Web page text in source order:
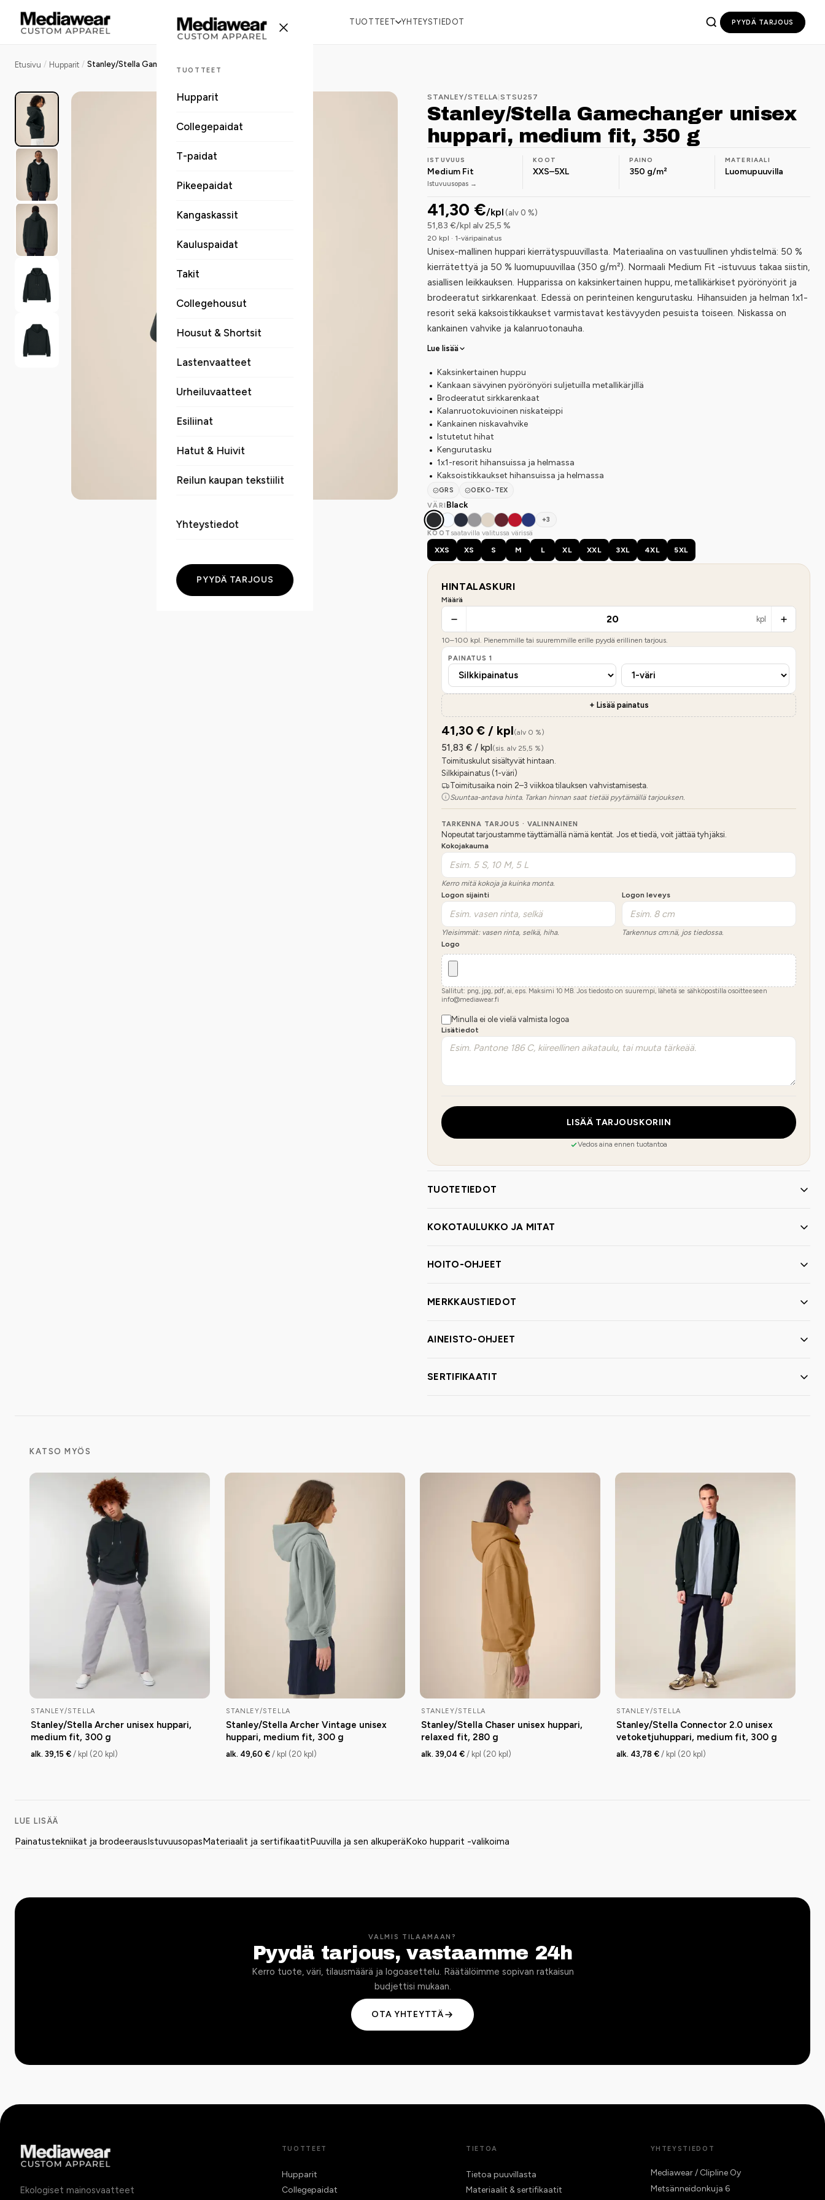
TUOTTEET YHTEYSTIEDOT PYYDÄ TARJOUS
TUOTTEET
Hupparit
Collegepaidat
T-paidat
Pikeepaidat
Kangaskassit
Kauluspaidat
Takit
Collegehousut
Housut & Shortsit
Lastenvaatteet
Urheiluvaatteet
Esiliinat
Hatut & Huivit
Reilun kaupan tekstiilit
Yhteystiedot
PYYDÄ TARJOUS
Etusivu / Hupparit /
STANLEY/STELLA |STSU257
Stanley/Stella Gamechanger unisex
huppari, medium fit, 350 g
ISTUVUUS
Medium Fit
Istuvuusopas →
KOOT
XXS–5XL
PAINO
350 g/m²
MATERIAALI
Luomupuuvilla
41,30 €/kpl (alv 0 %)
51,83 €/kpl alv 25,5 %
20 kpl · 1-väripainatus
Unisex-mallinen huppari kierrätyspuuvillasta. Materiaalina on vastuullinen yhdistelmä: 50 %
kierrätettyä ja 50 % luomupuuvillaa (350 g/m²). Normaali Medium Fit -istuvuus takaa siistin,
asiallisen leikkauksen. Hupparissa on kaksinkertainen huppu, metallikärkiset pyörönyörit ja
brodeeratut sirkkarenkaat. Edessä on perinteinen kengurutasku. Hihansuiden ja helman 1x1-
resorit sekä kaksoistikkaukset varmistavat kestävyyden pesuista toiseen. Niskassa on
kankainen vahvike ja kalanruotonauha.
Lue lisää
Kaksinkertainen huppu
Kankaan sävyinen pyörönyöri suljetuilla metallikärjillä
Brodeeratut sirkkarenkaat
Kalanruotokuvioinen niskateippi
Kankainen niskavahvike
Istutetut hihat
Kengurutasku
1x1-resorit hihansuissa ja helmassa
Kaksoistikkaukset hihansuissa ja helmassa
GRS
OEKO-TEX
VÄRI Black
+3
KOOT saatavilla valitussa värissä
XXS
XS S M L XL XXL 3XL 4XL 5XL
HINTALASKURI
Määrä
kpl
10–100 kpl. Pienemmille tai suuremmille erille pyydä erillinen tarjous.
PAINATUS 1
+ Lisää painatus
41,30 € / kpl(alv 0 %)
51,83 € / kpl(sis. alv 25,5 %)
Toimituskulut sisältyvät hintaan.
Silkkipainatus (1-väri)
Toimitusaika noin 2–3 viikkoa tilauksen vahvistamisesta.
Suuntaa-antava hinta. Tarkan hinnan saat tietää pyytämällä tarjouksen.
TARKENNA TARJOUS · VALINNAINEN
Nopeutat tarjoustamme täyttämällä nämä kentät. Jos et tiedä, voit jättää tyhjäksi.
Kokojakauma
Kerro mitä kokoja ja kuinka monta.
Logon sijainti
Yleisimmät: vasen rinta, selkä, hiha.
Logon leveys
Tarkennus cm:nä, jos tiedossa.
Logo
Sallitut: png, jpg, pdf, ai, eps. Maksimi 10 MB. Jos tiedosto on suurempi, lähetä se sähköpostilla osoitteeseen
info@mediawear.fi
Minulla ei ole vielä valmista logoa
Lisätiedot
LISÄÄ TARJOUSKORIIN
Vedos aina ennen tuotantoa
TUOTETIEDOT
KOKOTAULUKKO JA MITAT
HOITO-OHJEET
MERKKAUSTIEDOT
AINEISTO-OHJEET
SERTIFIKAATIT
KATSO MYÖS
STANLEY/STELLA
Stanley/Stella Archer unisex huppari,
medium fit, 300 g
alk. 39,15 € / kpl (20 kpl)
STANLEY/STELLA
Stanley/Stella Archer Vintage unisex
huppari, medium fit, 300 g
alk. 49,60 € / kpl (20 kpl)
STANLEY/STELLA
Stanley/Stella Chaser unisex huppari,
relaxed fit, 280 g
alk. 39,04 € / kpl (20 kpl)
STANLEY/STELLA
Stanley/Stella Connector 2.0 unisex
vetoketjuhuppari, medium fit, 300 g
alk. 43,78 € / kpl (20 kpl)
LUE LISÄÄ
Painatustekniikat ja brodeerausIstuvuusopasMateriaalit ja sertifikaatitPuuvilla ja sen alkuperäKoko hupparit -valikoima
VALMIS TILAAMAAN?
Pyydä tarjous, vastaamme 24h
Kerro tuote, väri, tilausmäärä ja logoasettelu. Räätälöimme sopivan ratkaisun
budjettisi mukaan.
OTA YHTEYTTÄ
Ekologiset mainosvaatteet
TUOTTEET
Hupparit
Collegepaidat
TIETOA
Tietoa puuvillasta
Materiaalit & sertifikaatit
YHTEYSTIEDOT
Mediawear / Clipline Oy
Metsänneidonkuja 6